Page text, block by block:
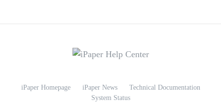
iPaper Homepage iPaper News
Technical Documentation
System Status